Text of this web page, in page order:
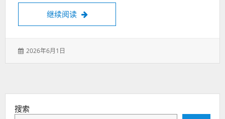
继续阅读 请叫我欧包品鉴大师
发
2026年6月1日
搜索